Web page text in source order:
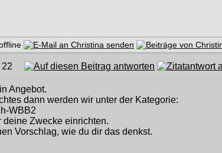
22
Angebot.
dann werden wir unter der Kategorie:
WBB2
deine Zwecke einrichten.
Vorschlag, wie du dir das denkst.